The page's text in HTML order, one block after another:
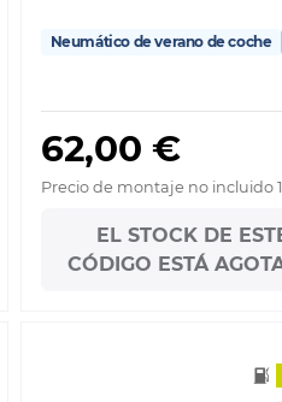
Neumático de verano de coche
62,00 €
Precio de montaje no incluido
EL STOCK DE
CÓDIGO ESTÁ